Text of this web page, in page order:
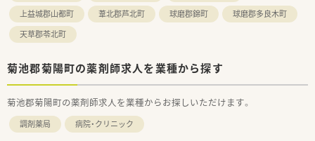
上益城郡山都町
葦北郡芦北町 球磨郡錦町
球磨郡多良木町
天草郡苓北町
菊池郡菊陽町の薬剤師求人を業種から探す
菊池郡菊陽町の薬剤師求人を業種からお探しいただけます。
調剤薬局 病院・クリニック